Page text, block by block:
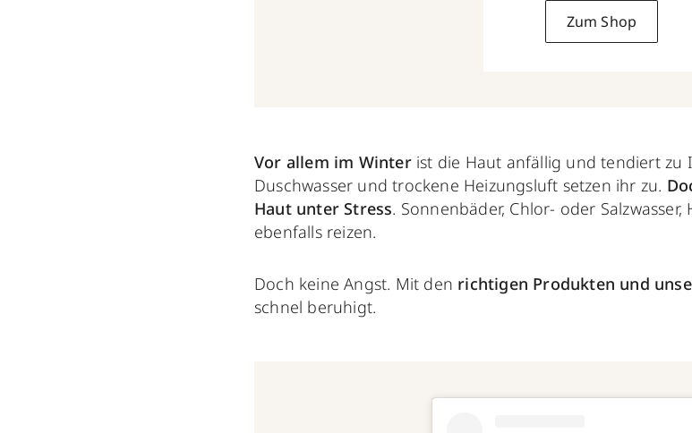
Zum Shop
Vor allem im Winterist die Haut anfällig und tendiert zu
Duschwasser und trockene Heizungsluft setzen ihr zu.
Haut unter Stress. Sonnenbäder, Chlor- oder
ebenfalls reizen.
Doch keine Angst. Mit den richtigen Produkten und
schnel beruhigt.